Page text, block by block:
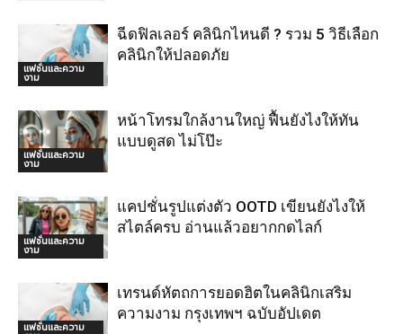
แฟชั่นและความ
งาม
ฉีดฟิลเลอร์ คลินิกไหนดี ? รวม 5 วิธีเลือก
คลินิกให้ปลอดภัย
แฟชั่นและความ
งาม
หน้าโทรมใกล้งานใหญ่ ฟื้นยังไงให้ทัน
แบบดูสด ไม่โป๊ะ
แฟชั่นและความ
งาม
แคปชั่นรูปแต่งตัว OOTD เขียนยังไงให้
สไตล์ครบ อ่านแล้วอยากกดไลก์
แฟชั่นและความ
เทรนด์หัตถการยอดฮิตในคลินิกเสริม
ความงาม กรุงเทพฯ ฉบับอัปเดต